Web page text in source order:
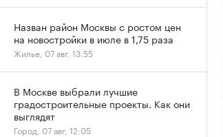
Назван район Москвы с ростом цен
на новостройки в июле в 1,75 раза
Жилье, 07 авг, 13:55
В Москве выбрали лучшие
градостроительные проекты. Как они
выглядят
Город, 07 авг, 12:05